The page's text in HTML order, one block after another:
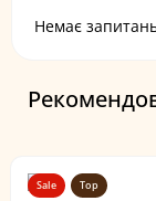
Немає
Sale Top